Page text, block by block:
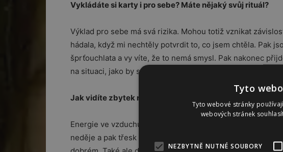
Vykládáte si karty i pro sebe? Máte nějaký svůj rituál?
Výklad pro sebe má svá rizika. Mohou totiž vznikat
hádala, když mi nechtěly potvrdit to, co jsem chtěla. Pak
šprťouchlata a vy víte, že to nemá smysl. Pak nakonec
na situaci, jako by se vás netýkala.
Jak vidíte zbytek roku 2019?
Energie ve vzduchu budou velmi proměnlivé. Nejdříve to
neděje a pak třesk a překvapení. Takhle to půjde pořád
Tyto
Tyto webové stránky
webových stránek
NEZBYTNĚ NUTNÉ SOUBORY